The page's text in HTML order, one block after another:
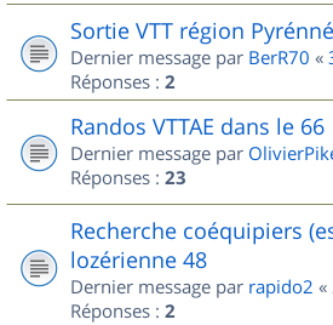
Sortie VTT région
Dernier message par BerR70 «
Réponses : 2
Randos VTTAE dans le 66
Dernier message par
Réponses : 23
Recherche coéquipiers
lozérienne 48
Dernier message par rapido2 «
Réponses : 2